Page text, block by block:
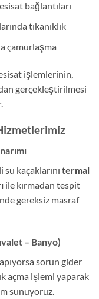
bağlantıları
tıkanıklık
çamurlaşma
işlemlerinin,
gerçekleştirilmesi
kaçaklarını termal
ile kırmadan tespit
gereksiz masraf
– Banyo)
sorun gider
açma işlemi yaparak
sunuyoruz.